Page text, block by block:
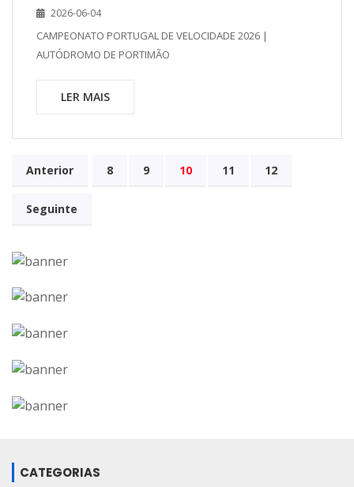
2026-06-04
CAMPEONATO PORTUGAL DE VELOCIDADE 2026 |
AUTÓDROMO DE PORTIMÃO
LER MAIS
Anterior 8 9 10 11 12
Seguinte
CATEGORIAS